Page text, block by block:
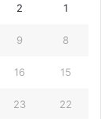
1
2
8
9
15
16
22
23